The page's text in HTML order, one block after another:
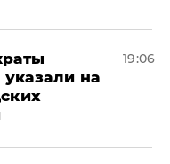
на
19:06